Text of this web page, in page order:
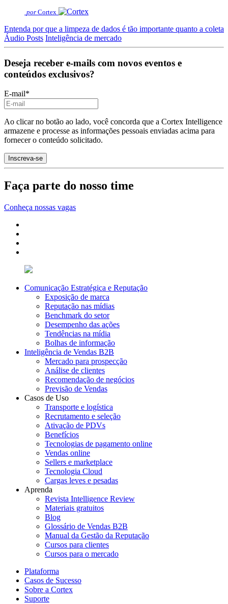
por Cortex
Entenda por que a limpeza de dados é tão importante quanto a coleta
Áudio Posts Inteligência de mercado
Deseja receber e-mails com novos eventos e
conteúdos exclusivos?
E-mail*
Ao clicar no botão ao lado, você concorda que a Cortex Intelligence
armazene e processe as informações pessoais enviadas acima para
fornecer o conteúdo solicitado.
Faça parte do nosso time
Conheça nossas vagas
Comunicação Estratégica e Reputação
Exposição de marca
Reputação nas mídias
Benchmark do setor
Desempenho das ações
Tendências na mídia
Bolhas de informação
Inteligência de Vendas B2B
Mercado para prospecção
Análise de clientes
Recomendação de negócios
Previsão de Vendas
Casos de Uso
Transporte e logística
Recrutamento e seleção
Ativação de PDVs
Benefícios
Tecnologias de pagamento online
Vendas online
Sellers e marketplace
Tecnologia Cloud
Cargas leves e pesadas
Aprenda
Revista Intelligence Review
Materiais gratuitos
Blog
Glossário de Vendas B2B
Manual da Gestão da Reputação
Cursos para clientes
Cursos para o mercado
Plataforma
Casos de Sucesso
Sobre a Cortex
Suporte